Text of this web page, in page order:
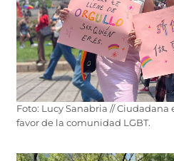
Foto: Lucy Sanabria // Ciudadana
favor de la comunidad LGBT.